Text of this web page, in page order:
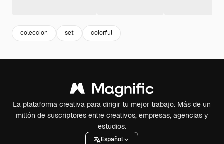
coleccion set colorful
La plataforma creativa para dirigir tu mejor trabajo. Más de un
millón de suscriptores entre creativos, empresas, agencias y
estudios.
Español